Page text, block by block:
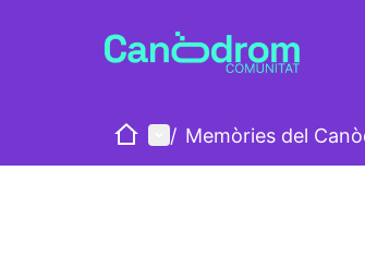
HomeMain menu
/ Memòries del